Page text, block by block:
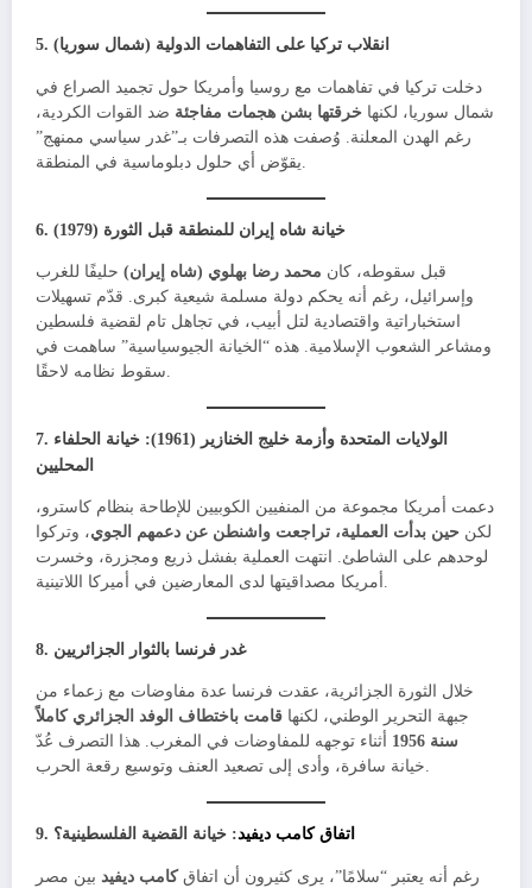
5. انقلاب تركيا على التفاهمات الدولية (شمال سوريا)
دخلت تركيا في تفاهمات مع روسيا وأمريكا حول تجميد الصراع في
شمال سوريا، لكنها خرقتها بشن هجمات مفاجئة ضد القوات الكردية،
رغم الهدن المعلنة. وُصفت هذه التصرفات بـ”غدر سياسي ممنهج”
6. خيانة شاه إيران للمنطقة قبل الثورة (1979)
قبل سقوطه، كان محمد رضا بهلوي (شاه إيران) حليفًا للغرب
وإسرائيل، رغم أنه يحكم دولة مسلمة شيعية كبرى. قدّم تسهيلات
استخباراتية واقتصادية لتل أبيب، في تجاهل تام لقضية فلسطين
ومشاعر الشعوب الإسلامية. هذه “الخيانة الجيوسياسية” ساهمت في
7. الولايات المتحدة وأزمة خليج الخنازير (1961): خيانة الحلفاء
المحليين
دعمت أمريكا مجموعة من المنفيين الكوبيين للإطاحة بنظام كاسترو،
لكن حين بدأت العملية، تراجعت واشنطن عن دعمهم الجوي، وتركوا
لوحدهم على الشاطئ. انتهت العملية بفشل ذريع ومجزرة، وخسرت
أمريكا مصداقيتها لدى المعارضين في أميركا اللاتينية.
8. غدر فرنسا بالثوار الجزائريين
خلال الثورة الجزائرية، عقدت فرنسا عدة مفاوضات مع زعماء من
جبهة التحرير الوطني، لكنها قامت باختطاف الوفد الجزائري كاملاً
سنة 1956
أثناء توجهه للمفاوضات في المغرب. هذا التصرف عُدّ
خيانة سافرة، وأدى إلى تصعيد العنف وتوسيع رقعة الحرب.
9. اتفاق كامب ديفيد: خيانة القضية الفلسطينية؟
رغم أنه يعتبر “سلامًا”، يرى كثيرون أن اتفاقكامب ديفيد بين مصر